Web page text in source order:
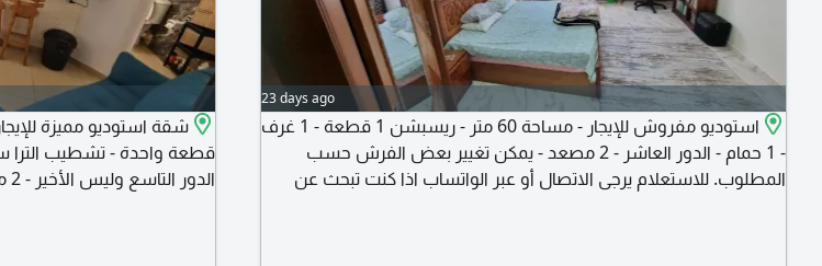
الدور التاسع وليس الأخير - 2 مصعد. للاستعلام يرجى الاتصال أو عبر
23 days ago
استوديو مفروش للإيجار - مساحة 60 متر - ريسبشن 1 قطعة - 1 غرف
- 1 حمام - الدور العاشر - 2 مصعد - يمكن تغيير بعض الفرش حسب
المطلوب. للاستعلام يرجى الاتصال أو عبر الواتساب اذا كنت تبحث عن